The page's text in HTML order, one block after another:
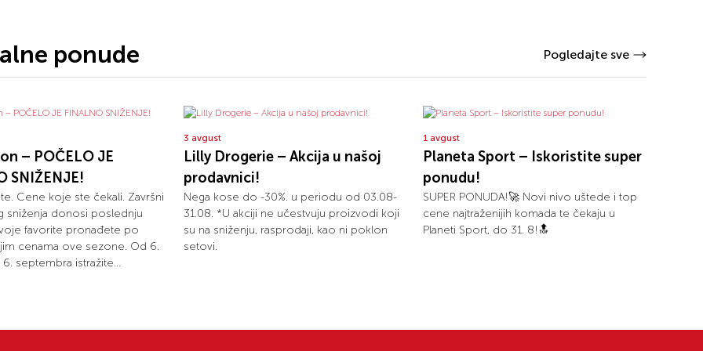
ponude Pogledajte sve
– POČELO JE
SNIŽENJE!
Cene koje ste čekali. Završni
sniženja donosi poslednju
favorite pronađete po
cenama ove sezone. Od 6.
septembra istražite...
3 avgust
Lilly Drogerie – Akcija u našoj
prodavnici!
Nega kose do -30%. u periodu od 03.08-
31.08. *U akciji ne učestvuju proizvodi koji
su na sniženju, rasprodaji, kao ni poklon
setovi.
1 avgust
Planeta Sport – Iskoristite super
ponudu!
SUPER PONUDA!🚀 Novi nivo uštede i top
cene najtraženijih komada te čekaju u
Planeti Sport, do 31. 8!🔝